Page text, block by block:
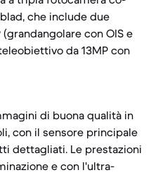
che include due
con OIS e
da 13MP con
di buona qualità in
con il sensore principale
dettagliati. Le prestazioni
e con l'ultra-